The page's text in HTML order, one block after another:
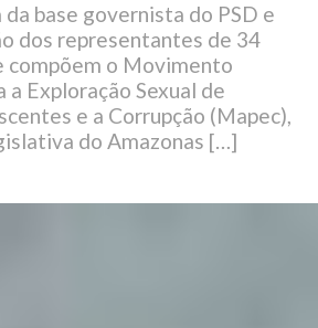
base governista do PSD e
dos representantes de 34
compõem o Movimento
a Exploração Sexual de
e a Corrupção (Mapec),
do Amazonas […]